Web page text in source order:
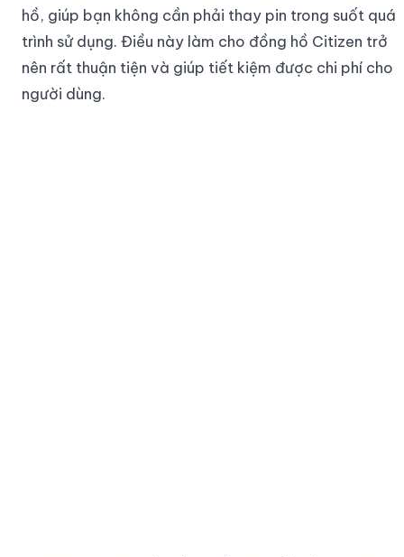
hồ, giúp bạn không cần phải thay pin trong suốt quá
trình sử dụng. Điều này làm cho đồng hồ Citizen trở
nên rất thuận tiện và giúp tiết kiệm được chi phí cho
người dùng.